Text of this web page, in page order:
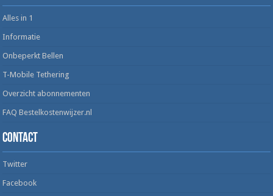
Alles in 1
Informatie
Onbeperkt Bellen
T-Mobile Tethering
Overzicht abonnementen
FAQ Bestelkostenwijzer.nl
Contact
Twitter
Facebook